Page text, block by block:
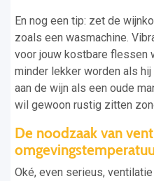
En nog een tip: zet de
zoals een wasmachine.
voor jouw kostbare flessen
minder lekker worden als
aan de wijn als een oude
wil gewoon rustig zitten
De noodzaak van
Oké, even serieus,